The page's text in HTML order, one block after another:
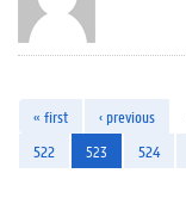
« first ‹ previous
522
523 524